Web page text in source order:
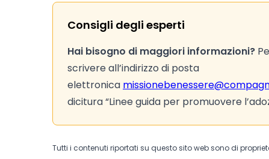
Consigli degli esperti
Hai bisogno di maggiori informazioni?
scrivere all’indirizzo di posta
elettronica
dicitura “Linee guida per promuovere
Tutti i contenuti riportati su questo sito web sono di